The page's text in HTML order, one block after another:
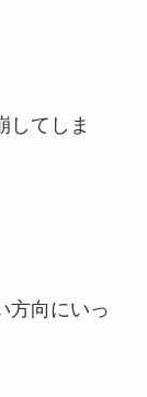
してしま
方向にいっ